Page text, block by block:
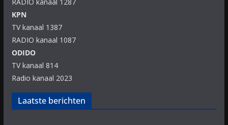
KPN
TV kanaal 1387
RADIO kanaal 1087
ODIDO
TV kanaal 814
Radio kanaal 2023
Laatste berichten